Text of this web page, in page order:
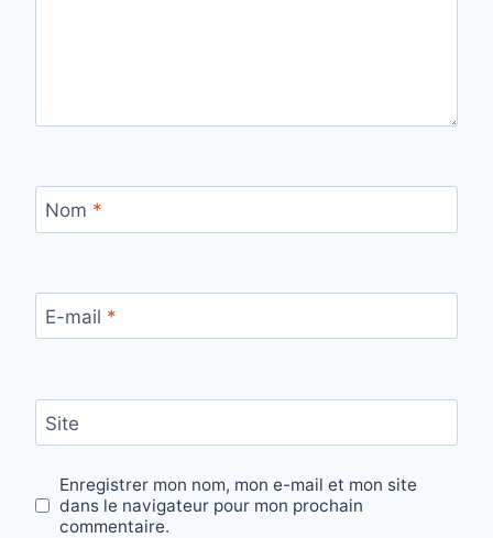
Nom *
E-mail *
Site
Enregistrer mon nom, mon e-mail et mon site
dans le navigateur pour mon prochain
commentaire.